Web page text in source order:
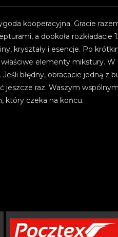
kooperacyjna. Gracie
a dookoła rozkładacie
kryształy i esencje. Po
elementy mikstury.
błędny, obracacie jedną z
jeszcze raz. Waszym
który czeka na końcu.